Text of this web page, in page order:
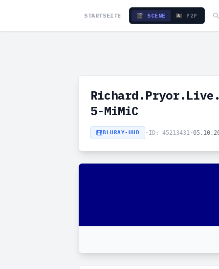
STARTSEITE 🎬 SCENE 🏴‍☠️ P2P
5-MiMiC
BLURAY-UHD • ID: 45213431•